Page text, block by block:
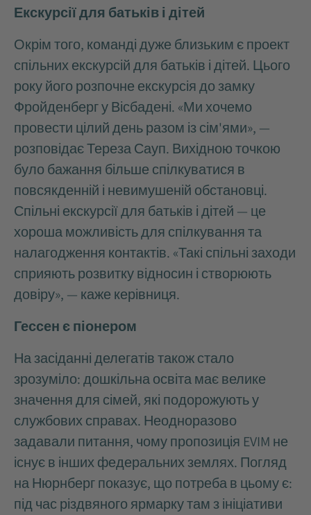
Екскурсії для батьків і дітей
Окрім того, команді дуже близьким є проект
спільних екскурсій для батьків і дітей. Цього
року його розпочне екскурсія до замку
Фройденберг у Вісбадені. «Ми хочемо
провести цілий день разом із сім'ями», —
розповідає Тереза Сауп. Вихідною точкою
було бажання більше спілкуватися в
повсякденній і невимушеній обстановці.
Спільні екскурсії для батьків і дітей — це
хороша можливість для спілкування та
налагодження контактів. «Такі спільні заходи
сприяють розвитку відносин і створюють
довіру», — каже керівниця.
Гессен є піонером
На засіданні делегатів також стало
зрозуміло: дошкільна освіта має велике
значення для сімей, які подорожують у
службових справах. Неодноразово
задавали питання, чому пропозиція EVIM не
існує в інших федеральних землях. Погляд
на Нюрнберг показує, що потреба в цьому є:
під час різдвяного ярмарку там з ініціативи